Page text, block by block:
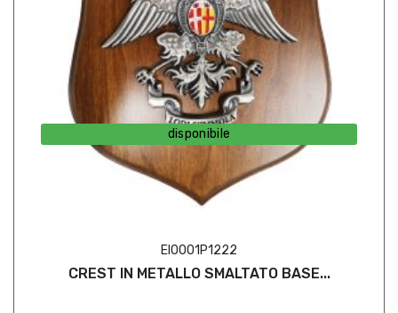
disponibile
EI0001P1222
CREST IN METALLO SMALTATO BASE...